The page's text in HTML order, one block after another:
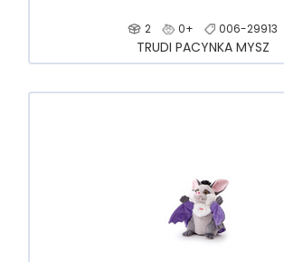
2 0+ 006-29913
TRUDI PACYNKA MYSZ